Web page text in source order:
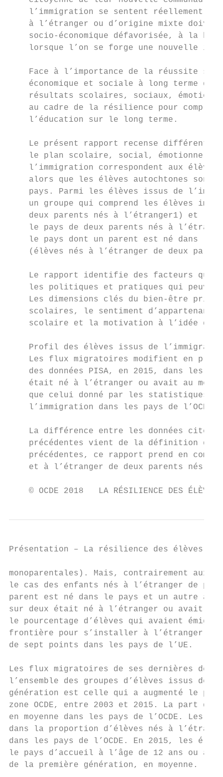
l’immigration se sentent réellement
à l’étranger ou d’origine mixte
socio-économique défavorisée, à la
lorsque l’on se forge une nouvelle
Face à l’importance de la réussite
économique et sociale à long terme
résultats scolaires, sociaux,
au cadre de la résilience pour
    l’éducation sur le long terme.
Le présent rapport recense différents
le plan scolaire, social, émotionnel
l’immigration correspondent aux
alors que les élèves autochtones sont
pays. Parmi les élèves issus de
un groupe qui comprend les élèves
deux parents nés à l’étranger1) et
le pays de deux parents nés à
le pays dont un parent est né dans le
(élèves nés à l’étranger de deux
Le rapport identifie des facteurs qui
les politiques et pratiques qui
Les dimensions clés du bien-être
scolaires, le sentiment
scolaire et la motivation à l’idée de
Profil des élèves issus de
Les flux migratoires modifient en
des données PISA, en 2015, dans les
était né à l’étranger ou avait au
que celui donné par les statistiques
l’immigration dans les pays de l’OCDE
La différence entre les données
précédentes vient de la définition
précédentes, ce rapport prend en
et à l’étranger de deux parents nés à
© OCDE 2018   LA RÉSILIENCE DES
Présentation – La résilience des élèves
monoparentales). Mais, contrairement aux
le cas des enfants nés à l’étranger de
parent est né dans le pays et un autre à
sur deux était né à l’étranger ou avait au
le pourcentage d’élèves qui avaient
frontière pour s’installer à l’étranger a
de sept points dans les pays de l’UE.
Les flux migratoires de ses dernières
l’ensemble des groupes d’élèves issus de
génération est celle qui a augmenté le plus
zone OCDE, entre 2003 et 2015. La part
en moyenne dans les pays de l’OCDE.
dans la proportion d’élèves nés à
dans les pays de l’OCDE. En 2015, les
le pays d’accueil à l’âge de 12 ans ou
de la première génération, en moyenne.